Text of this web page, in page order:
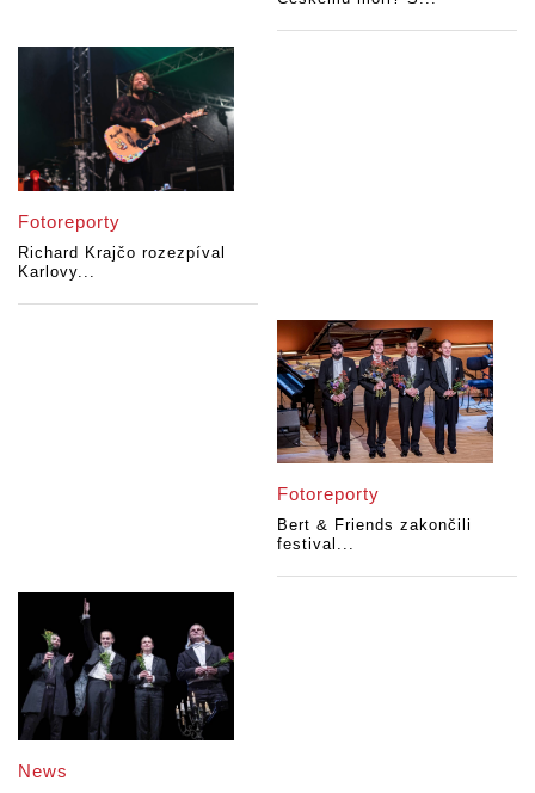
Fotoreporty
Richard Krajčo rozezpíval
Karlovy...
Fotoreporty
Bert & Friends zakončili
festival...
News